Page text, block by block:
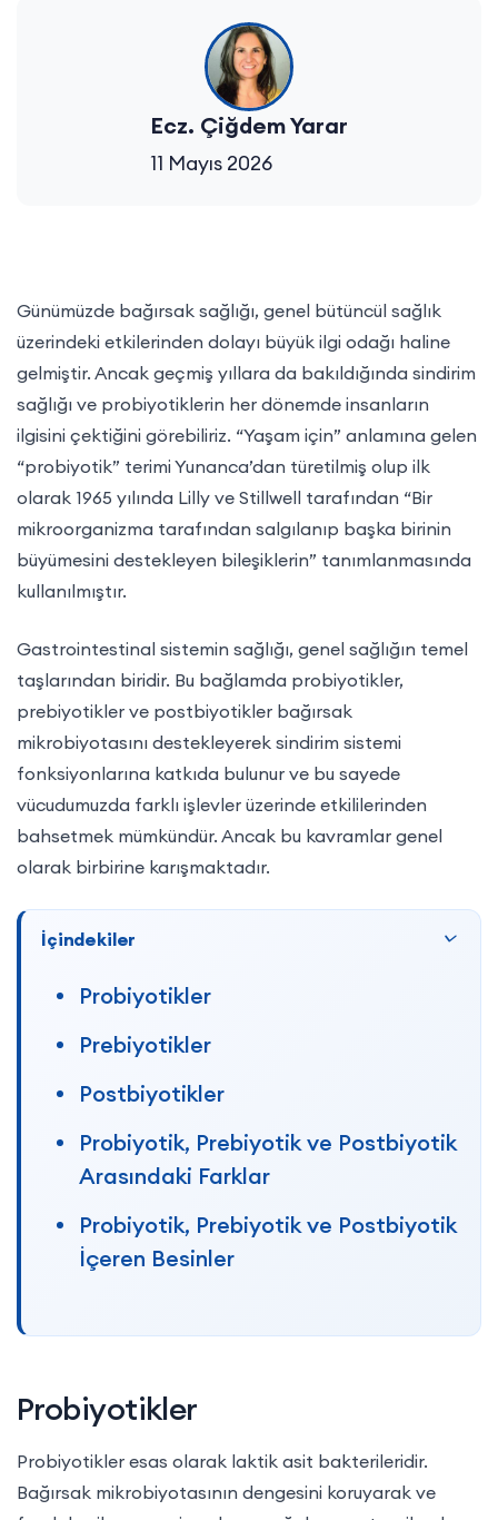
Ecz. Çiğdem Yarar
11 Mayıs 2026
Günümüzde bağırsak sağlığı, genel bütüncül sağlık
üzerindeki etkilerinden dolayı büyük ilgi odağı haline
gelmiştir. Ancak geçmiş yıllara da bakıldığında sindirim
sağlığı ve probiyotiklerin her dönemde insanların
ilgisini çektiğini görebiliriz. “Yaşam için” anlamına gelen
“probiyotik” terimi Yunanca’dan türetilmiş olup ilk
olarak 1965 yılında Lilly ve Stillwell tarafından “Bir
mikroorganizma tarafından salgılanıp başka birinin
büyümesini destekleyen bileşiklerin” tanımlanmasında
kullanılmıştır.
Gastrointestinal sistemin sağlığı, genel sağlığın temel
taşlarından biridir. Bu bağlamda probiyotikler,
prebiyotikler ve postbiyotikler bağırsak
mikrobiyotasını destekleyerek sindirim sistemi
fonksiyonlarına katkıda bulunur ve bu sayede
vücudumuzda farklı işlevler üzerinde etkililerinden
bahsetmek mümkündür. Ancak bu kavramlar genel
olarak birbirine karışmaktadır.
İçindekiler
Probiyotikler
Prebiyotikler
Postbiyotikler
Probiyotik, Prebiyotik ve Postbiyotik
Arasındaki Farklar
Probiyotik, Prebiyotik ve Postbiyotik
İçeren Besinler
Probiyotikler
Probiyotikler esas olarak laktik asit bakterileridir.
Bağırsak mikrobiyotasının dengesini koruyarak ve